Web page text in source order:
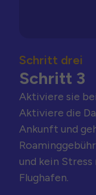
Schritt drei
Schritt 3
Aktiviere sie
Aktiviere die
Ankunft und
und kein
Flughafen.